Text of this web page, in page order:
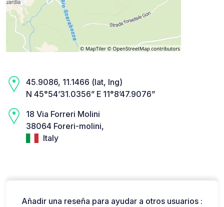
45.9086, 11.1466 (lat, lng)
N 45°54’31.0356” E 11°8’47.9076”
18 Via Forreri Molini
38064 Foreri-molini,
Italy
Añadir una reseña para ayudar a otros usuarios :